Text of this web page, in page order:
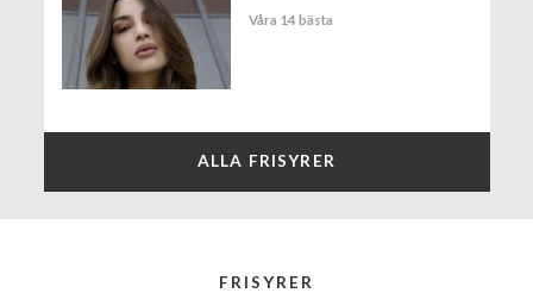
Våra 14 bästa
ALLA FRISYRER
FRISYRER